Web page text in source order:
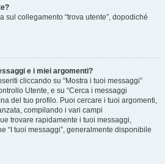
sul collegamento “trova utente”, dopodiché
e i miei argomenti?
cliccando su “Mostra i tuoi messaggi”
Utente, e su “Cerca i messaggi
del tuo profilo. Puoi cercare i tuoi argomenti,
compilando i vari campi
trovare rapidamente i tuoi messaggi,
“I tuoi messaggi”, generalmente disponibile